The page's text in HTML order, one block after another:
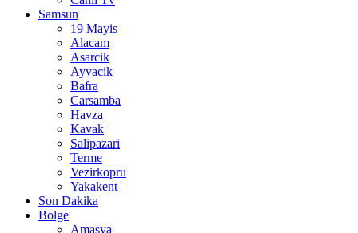
Samsun
19 Mayis
Alacam
Asarcik
Ayvacik
Bafra
Carsamba
Havza
Kavak
Salipazari
Terme
Vezirkopru
Yakakent
Son Dakika
Bolge
Amasya